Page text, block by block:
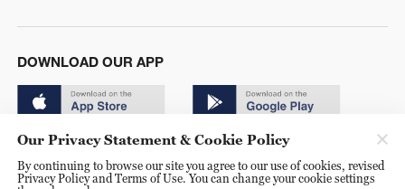
DOWNLOAD OUR APP
Our Privacy Statement & Cookie Policy
By continuing to browse our site you agree to our use of cookies, revised
Privacy Policy and Terms of Use. You can change your cookie settings